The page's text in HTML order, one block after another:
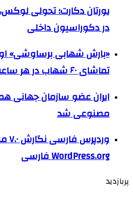
یورتان دکارت؛ تحولی
در دکوراسیون داخلی
«بارش شهابی برساوشی»
تماشای ۶۰ شهاب در هر ساعت!
ایران عضو سازمان
مصنوعی شد
WordPress.org فارسی
پربازدید